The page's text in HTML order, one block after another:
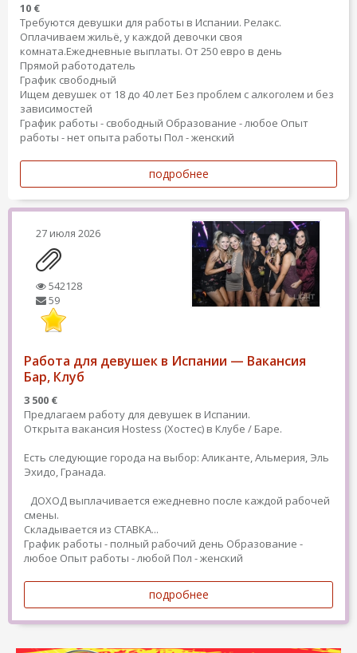
10 €
Требуются девушки для работы в Испании. Релакс.
Оплачиваем жильё, у каждой девочки своя
комната.Ежедневные выплаты. От 250 евро в день
Прямой работодатель
График свободный
Ищем девушек от 18 до 40 лет Без проблем с алкоголем и без
зависимостей
График работы - свободный Образование - любое Опыт
работы - нет опыта работы Пол - женский
подробнее
27 июля 2026
542128
59
Работа для девушек в Испании — Вакансия
Бар, Клуб
3 500 €
Предлагаем работу для девушек в Испании.
Открыта вакансия Hostess (Хостес) в Клубе / Баре.
Есть следующие города на выбор: Аликанте, Альмерия, Эль
Эхидо, Гранада.
ДОХОД выплачивается ежедневно после каждой рабочей
смены.
Складывается из СТАВКА...
График работы - полный рабочий день Образование -
любое Опыт работы - любой Пол - женский
подробнее